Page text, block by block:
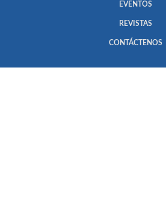
EVENTOS
REVISTAS
CONTÁCTENOS